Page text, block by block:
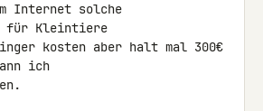
Internet solche
für Kleintiere
kosten aber halt mal 300€
ich